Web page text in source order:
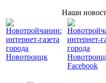
Наши